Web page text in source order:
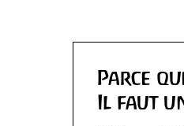
Parce
Il faut